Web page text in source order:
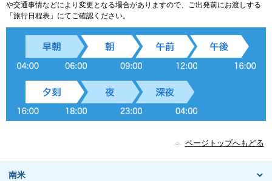
や交通事情などにより変更となる場合がありますので、ご出発前にお渡しする
「旅行日程表」にてご確認ください。
ページトップへもどる
南米